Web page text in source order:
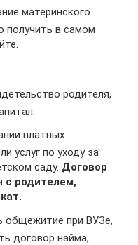
материнского
получить в самом
родителя,
платных
услуг по уходу за
саду. Договор
с родителем,
общежитие при ВУЗе,
договор найма,